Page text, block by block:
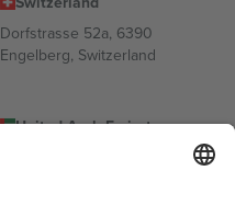
Dorfstrasse 52a, 6390
Engelberg, Switzerland
United Arab Emirates
UAE Dubai Silicon Oasis, DDP